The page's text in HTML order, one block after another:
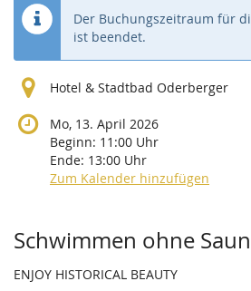
Der Buchungszeitraum für
ist beendet.
Hotel & Stadtbad Oderberger
Mo, 13. April 2026
Beginn: 11:00 Uhr
Ende: 13:00 Uhr
Zum Kalender hinzufügen
Produkte
Schwimmen ohne
ENJOY HISTORICAL BEAUTY